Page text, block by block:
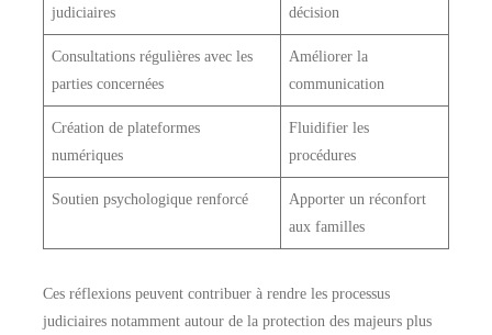
judiciaires
décision
Consultations régulières avec les
parties concernées
Améliorer la
communication
Création de plateformes
numériques
Fluidifier les
procédures
Soutien psychologique renforcé
Apporter un réconfort
aux familles
Ces réflexions peuvent contribuer à rendre les processus
judiciaires notamment autour de la protection des majeurs plus